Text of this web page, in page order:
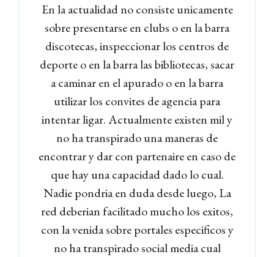
En la actualidad no consiste unicamente
sobre presentarse en clubs o en la barra
discotecas, inspeccionar los centros de
deporte o en la barra las bibliotecas, sacar
a caminar en el apurado o en la barra
utilizar los convites de agencia para
intentar ligar.Actualmente existen mil y
no ha transpirado una maneras de
encontrar y dar con partenaire en caso de
que hay una capacidad dado lo cual.
Nadie pondri­a en duda desde luego, La
red deberian facilitado mucho los exitos,
con la venida sobre portales especi­ficos y
no ha transpirado social media cual